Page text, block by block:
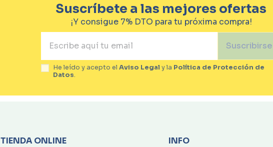
Suscríbete a las mejores ofertas
¡Y consigue 7% DTO para tu próxima compra!
Suscribirse
He leído y acepto el Aviso Legal y la Política de Protección de
Datos.
TIENDA ONLINE INFO